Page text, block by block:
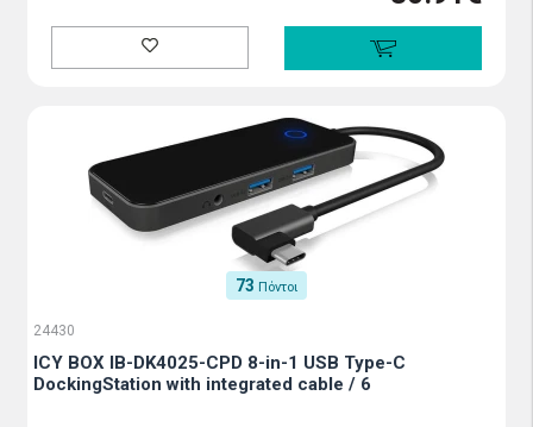
73 Πόντοι
24430
ICY BOX IB-DK4025-CPD 8-in-1 USB Type-C
DockingStation with integrated cable / 6